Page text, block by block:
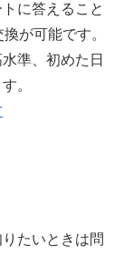
に答えること
が可能です。
準、初めた日
。
たいときは問